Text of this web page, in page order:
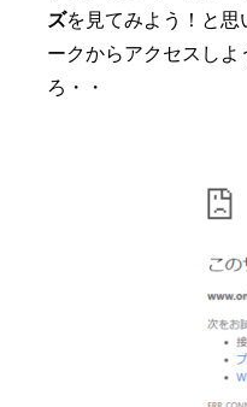
ズを見てみよう！と思
ークからアクセスしよ
ろ・・